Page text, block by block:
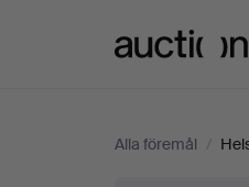
Alla föremål /